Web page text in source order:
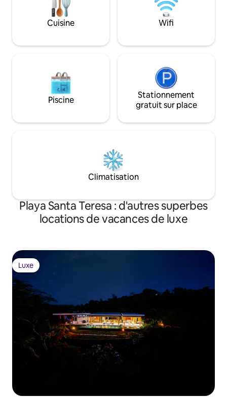
Cuisine Wifi
Piscine
Stationnement
gratuit sur place
Climatisation
Playa Santa Teresa : d'autres superbes
locations de vacances de luxe
Luxe
Luxe